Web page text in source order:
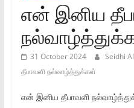
என் இனிய
31 October 2024 Seidhi
தீபாவளி நல்வாழ்த்துக்கள்
என் இனிய தீபாவளி